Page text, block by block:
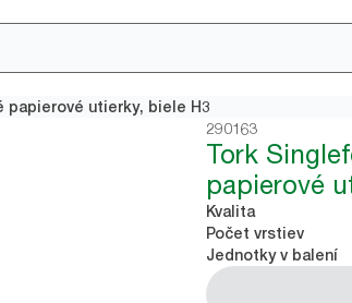
papierové utierky, biele H3
290163
Tork
papierové
Kvalita
Počet vrstiev
Jednotky v balení